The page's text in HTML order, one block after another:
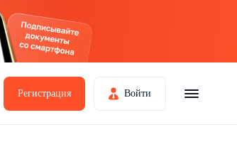
Регистрация Войти